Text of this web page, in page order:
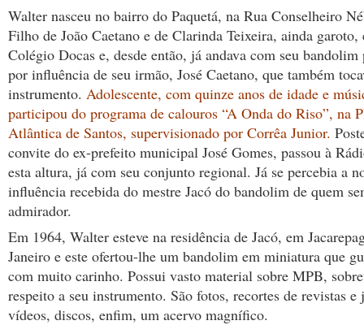
Walter nasceu no bairro do Paquetá, na Rua Conselheiro
Filho de João Caetano e de Clarinda Teixeira, ainda garoto,
Colégio Docas e, desde então, já andava com seu
por influência de seu irmão, José Caetano, que também
instrumento. Adolescente, com quinze anos de idade e
participou do programa de calouros “A Onda do Riso”, na
Atlântica de Santos, supervisionado por Corrêa Junior.
convite do ex-prefeito municipal José Gomes, passou à
esta altura, já com seu conjunto regional. Já se percebia a
influência recebida do mestre Jacó do bandolim de quem
admirador.
Em 1964, Walter esteve na residência de Jacó, em
Janeiro e este ofertou-lhe um bandolim em miniatura que
com muito carinho. Possui vasto material sobre MPB,
respeito a seu instrumento. São fotos, recortes de revistas
vídeos, discos, enfim, um acervo magnífico.